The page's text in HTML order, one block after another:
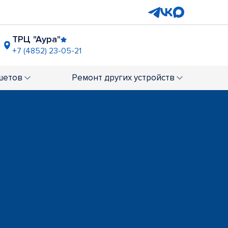
ТРЦ "Аура"
+7 (4852) 23-05-21
+7 (4852) 23-94-86
Ремонт других устройств